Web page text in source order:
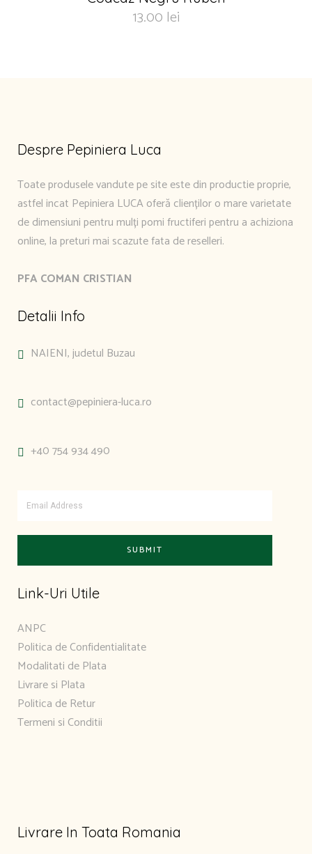
13.00 lei
Despre Pepiniera Luca
Toate produsele vandute pe site este din productie proprie,
astfel incat Pepiniera LUCA oferă clienților o mare varietate
de dimensiuni pentru mulți pomi fructiferi pentru a achiziona
online, la preturi mai scazute fata de reselleri.
PFA COMAN CRISTIAN
Detalii Info
NAIENI, judetul Buzau
contact@pepiniera-luca.ro
+40 754 934 490
Link-Uri Utile
ANPC
Politica de Confidentialitate
Modalitati de Plata
Livrare si Plata
Politica de Retur
Termeni si Conditii
Livrare In Toata Romania